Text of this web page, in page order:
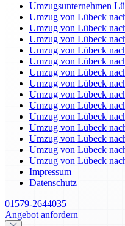
Umzugsunternehmen
Umzug von Lübeck
Umzug von Lübeck
Umzug von Lübeck
Umzug von Lübeck
Umzug von Lübeck
Umzug von Lübeck
Umzug von Lübeck
Umzug von Lübeck
Umzug von Lübeck
Umzug von Lübeck
Umzug von Lübeck
Umzug von Lübeck
Umzug von Lübeck
Umzug von Lübeck
Impressum
Datenschutz
01579-2644035
Angebot anfordern